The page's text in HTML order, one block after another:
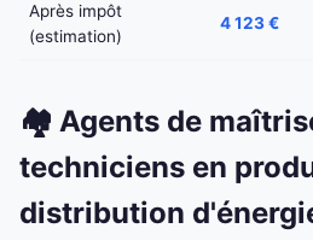
Après impôt
(estimation)
4 123 €
🏘️ Agents de
techniciens en
distribution